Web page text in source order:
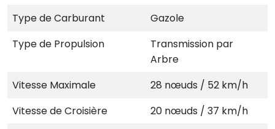
Type de Carburant
Gazole
Type de Propulsion
Transmission par
Arbre
Vitesse Maximale
28 nœuds / 52 km/h
Vitesse de Croisière
20 nœuds / 37 km/h